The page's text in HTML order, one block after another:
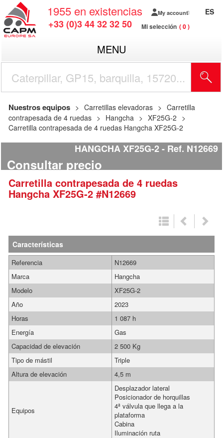
1955 en existencias
+33 (0)3 44 32 32 50
My account
Mi selección 0
ES
MENU
Nuestros equipos Carretillas elevadoras
Carretilla
contrapesada de 4 ruedas
Hangcha
XF25G-2
Carretilla contrapesada de 4 ruedas Hangcha XF25G-2
HANGCHA XF25G-2 Ref. N12669
Consultar precio
Carretilla contrapesada de 4 ruedas
Hangcha XF25G-2 #N12669
Características
Referencia
N12669
Marca
Hangcha
Modelo
XF25G-2
Año
2023
Horas
1 087 h
Energía
Gas
Capacidad de elevación
2 500 Kg
Tipo de mástil
Triple
Altura de elevación
4,5 m
Equipos
Desplazador lateral
Posicionador de horquillas
4ª válvula que llega a la
plataforma
Cabina
Iluminación ruta